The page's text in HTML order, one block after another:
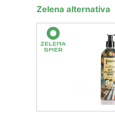
Zelena alternativa